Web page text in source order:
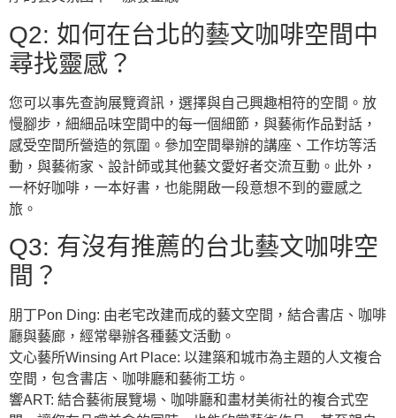
Q2: 如何在台北的藝文咖啡空間中
尋找靈感？
您可以事先查詢展覽資訊，選擇與自己興趣相符的空間。放
慢腳步，細細品味空間中的每一個細節，與藝術作品對話，
感受空間所營造的氛圍。參加空間舉辦的講座、工作坊等活
動，與藝術家、設計師或其他藝文愛好者交流互動。此外，
一杯好咖啡，一本好書，也能開啟一段意想不到的靈感之
旅。
Q3: 有沒有推薦的台北藝文咖啡空
間？
朋丁Pon Ding: 由老宅改建而成的藝文空間，結合書店、咖啡
廳與藝廊，經常舉辦各種藝文活動。
文心藝所Winsing Art Place: 以建築和城市為主題的人文複合
空間，包含書店、咖啡廳和藝術工坊。
響ART: 結合藝術展覽場、咖啡廳和畫材美術社的複合式空